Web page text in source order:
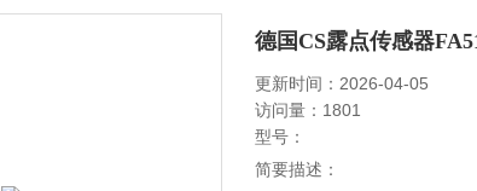
德国CS露点传感器
更新时间：2026-04-05
访问量：1801
型号：
简要描述：